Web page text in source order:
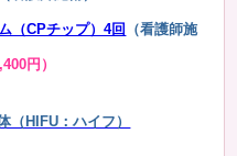
（CPチップ）4回
（看護師施
円）
（HIFU：ハイフ）